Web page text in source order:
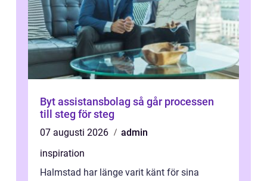
Byt assistansbolag så går processen
till steg för steg
07 augusti 2026
admin
inspiration
Halmstad har länge varit känt för sina